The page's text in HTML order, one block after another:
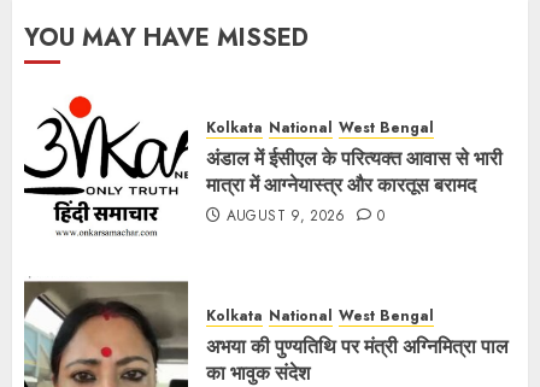
YOU MAY HAVE MISSED
Kolkata National West Bengal
अंडाल में ईसीएल के परित्यक्त आवास से भारी
मात्रा में आग्नेयास्त्र और कारतूस बरामद
AUGUST 9, 2026 0
Kolkata National West Bengal
अभया की पुण्यतिथि पर मंत्री अग्निमित्रा पाल
का भावुक संदेश